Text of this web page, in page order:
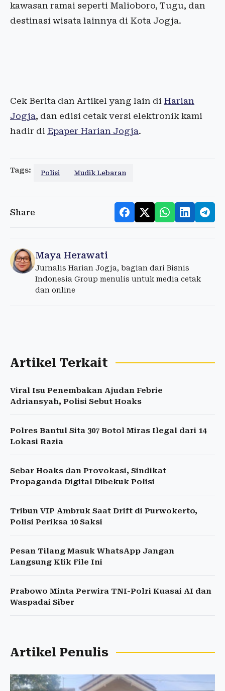
kawasan ramai seperti Malioboro, Tugu, dan
destinasi wisata lainnya di Kota Jogja.
Cek Berita dan Artikel yang lain di Harian
Jogja, dan edisi cetak versi elektronik kami
hadir di Epaper Harian Jogja.
Tags: Polisi Mudik Lebaran
Share
Maya Herawati
Jurnalis Harian Jogja, bagian dari Bisnis
Indonesia Group menulis untuk media cetak
dan online
Artikel Terkait
Viral Isu Penembakan Ajudan Febrie
Adriansyah, Polisi Sebut Hoaks
Polres Bantul Sita 307 Botol Miras Ilegal dari 14
Lokasi Razia
Sebar Hoaks dan Provokasi, Sindikat
Propaganda Digital Dibekuk Polisi
Tribun VIP Ambruk Saat Drift di Purwokerto,
Polisi Periksa 10 Saksi
Pesan Tilang Masuk WhatsApp Jangan
Langsung Klik File Ini
Prabowo Minta Perwira TNI-Polri Kuasai AI dan
Waspadai Siber
Artikel Penulis